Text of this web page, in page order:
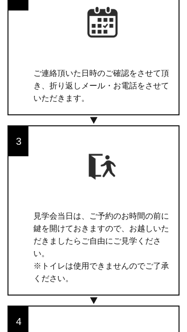
ご連絡頂いた日時のご確認をさせて頂
き、折り返しメール・お電話をさせて
いただきます。
見学会当日は、ご予約のお時間の前に
鍵を開けておきますので、お越しいた
だきましたらご自由にご見学くださ
い。
※トイレは使用できませんのでご了承
ください。